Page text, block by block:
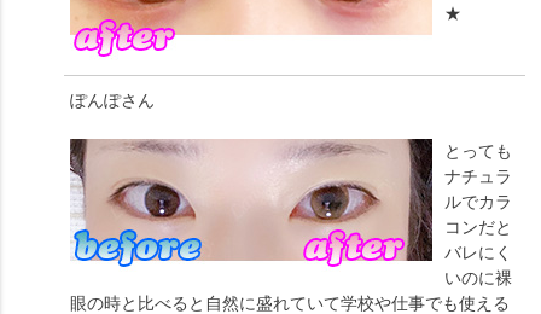
★
ぽんぽさん
とっても
ナチュラ
ルでカラ
コンだと
バレにく
いのに裸
眼の時と比べると自然に盛れていて学校や仕事でも使える